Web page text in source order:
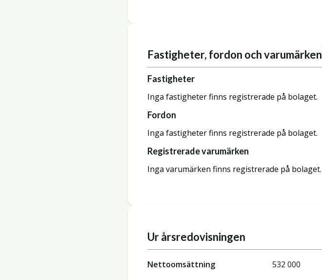
Fastigheter, fordon och varumärken
Fastigheter
Inga fastigheter finns registrerade på bolaget.
Fordon
Inga fastigheter finns registrerade på bolaget.
Registrerade varumärken
Inga varumärken finns registrerade på bolaget.
Ur årsredovisningen
Nettoomsättning
532 000